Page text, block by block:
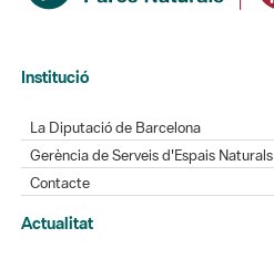
Institució
La Diputació de Barcelona
Gerència de Serveis d'Espais Naturals
Contacte
Actualitat